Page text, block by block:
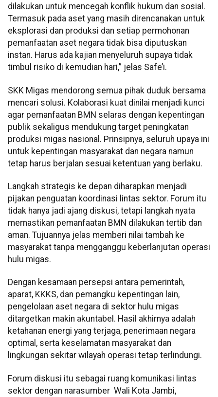
dilakukan untuk mencegah konflik hukum dan sosial.
Termasuk pada aset yang masih direncanakan untuk
eksplorasi dan produksi dan setiap permohonan
pemanfaatan aset negara tidak bisa diputuskan
instan. Harus ada kajian menyeluruh supaya tidak
timbul risiko di kemudian hari,” jelas Safe’i.
SKK Migas mendorong semua pihak duduk bersama
mencari solusi. Kolaborasi kuat dinilai menjadi kunci
agar pemanfaatan BMN selaras dengan kepentingan
publik sekaligus mendukung target peningkatan
produksi migas nasional. Prinsipnya, seluruh upaya ini
untuk kepentingan masyarakat dan negara namun
tetap harus berjalan sesuai ketentuan yang berlaku.
Langkah strategis ke depan diharapkan menjadi
pijakan penguatan koordinasi lintas sektor. Forum itu
tidak hanya jadi ajang diskusi, tetapi langkah nyata
memastikan pemanfaatan BMN dilakukan tertib dan
aman. Tujuannya jelas memberi nilai tambah ke
masyarakat tanpa mengganggu keberlanjutan operasi
hulu migas.
Dengan kesamaan persepsi antara pemerintah,
aparat, KKKS, dan pemangku kepentingan lain,
pengelolaan aset negara di sektor hulu migas
ditargetkan makin akuntabel. Hasil akhirnya adalah
ketahanan energi yang terjaga, penerimaan negara
optimal, serta keselamatan masyarakat dan
lingkungan sekitar wilayah operasi tetap terlindungi.
Forum diskusi itu sebagai ruang komunikasi lintas
sektor dengan narasumber Wali Kota Jambi,